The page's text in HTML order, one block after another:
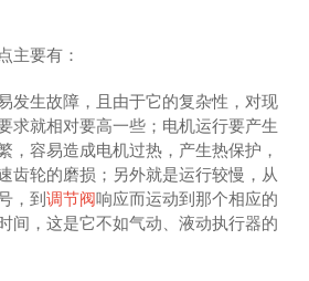
主要有：
发生故障，且由于它的复杂性，对现
求就相对要高一些；电机运行要产生
，容易造成电机过热，产生热保护，
齿轮的磨损；另外就是运行较慢，从
，到调节阀响应而运动到那个相应的
间，这是它不如气动、液动执行器的